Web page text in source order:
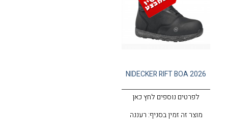
NIDECKER RIFT BOA 2026
לפרטים נוספים לחץ כאן
מוצר זה זמין בסניף: רעננה